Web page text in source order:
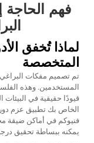
فهم
لماذا تُخفق
المتخصصة
تم تصميم مفكات
المستخدمين. وهذه
قيودًا حقيقية في البيئات
الخاص بك تطبيق عزم
فنيوكم في أماكن ضيقة
يمكنه ببساطة تحقيق درجة